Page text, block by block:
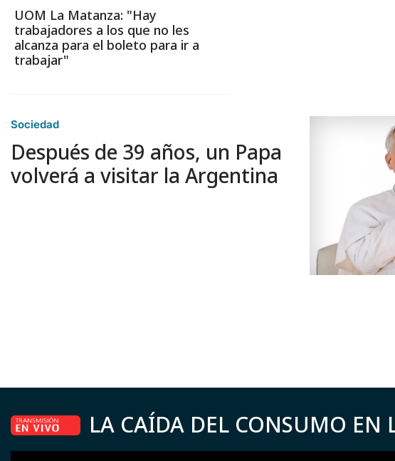
UOM La Matanza: "Hay
trabajadores a los que no les
alcanza para el boleto para ir a
trabajar"
Sociedad
Después de 39 años, un Papa
volverá a visitar la Argentina
LA CAÍDA DEL CONSUMO EN